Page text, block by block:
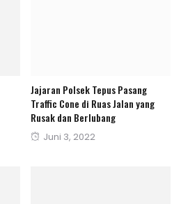
Jajaran Polsek Tepus Pasang
Traffic Cone di Ruas Jalan yang
Rusak dan Berlubang
Posted
Juni 3, 2022